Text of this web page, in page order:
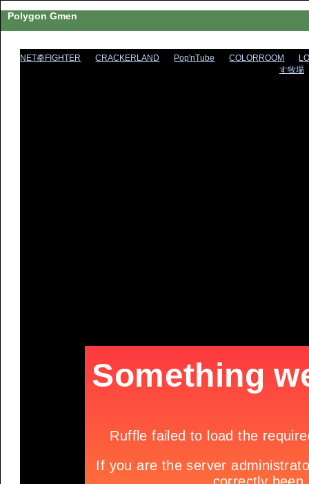
Polygon Gmen
NET拳FIGHTER CRACKERLAND Pop'nTube COLORROOM
す牧場